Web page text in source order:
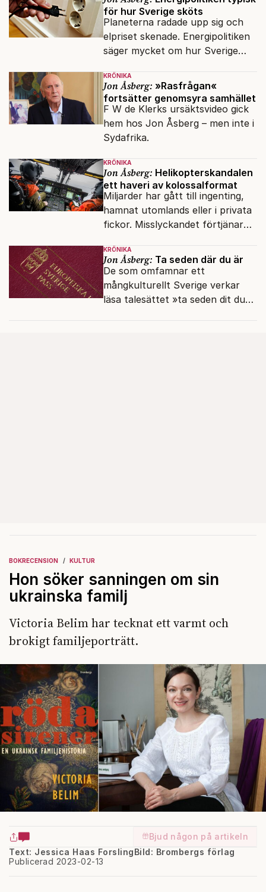
svenskar.
för hur Sverige sköts
Planeterna radade upp sig och
elpriset skenade. Energipolitiken
säger mycket om hur Sverige
KRÖNIKA
Jon Åsberg: »Rasfrågan«
fortsätter genomsyra samhället
F W de Klerks ursäktsvideo gick
hem hos Jon Åsberg – men inte i
Sydafrika.
KRÖNIKA
Jon Åsberg: Helikopterskandalen
ett haveri av kolossalformat
Miljarder har gått till ingenting,
hamnat utomlands eller i privata
fickor. Misslyckandet förtjänar
KRÖNIKA
Jon Åsberg: Ta seden där du är
De som omfamnar ett
mångkulturellt Sverige verkar
läsa talesättet »ta seden dit du
BOKRECENSION KULTUR
Hon söker sanningen om sin
ukrainska familj
Victoria Belim har tecknat ett varmt och
brokigt familjeporträtt.
Bjud någon på artikeln
Text: Jessica Haas Forsling
Publicerad 2023-02-13
Bild: Brombergs förlag